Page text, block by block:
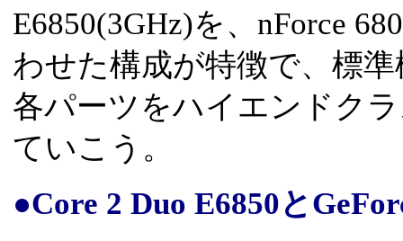
E6850(3GHz)を、nForce
わせた構成が特徴で、標
各パーツをハイエンドク
ていこう。
●Core 2 Duo E6850と